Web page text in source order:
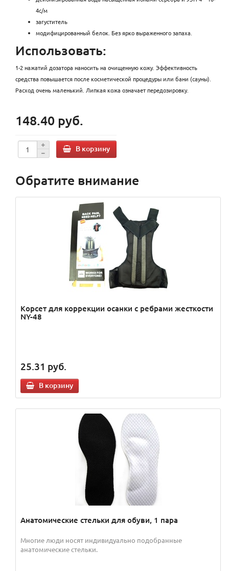
4с/м
загуститель
модифицированный белок. Без ярко выраженного запаха.
Использовать:
1-2 нажатий дозатора наносить на очищенную кожу. Эффективность
средства повышается после косметической процедуры или бани (сауны).
Расход очень маленький. Липкая кожа означает передозировку.
148.40 руб.
В корзину
Обратите внимание
Корсет для коррекции осанки с ребрами жесткости
NY-48
25.31 руб.
В корзину
Анатомические стельки для обуви, 1 пара
Многие люди носят индивидуально подобранные
анатомические стельки.